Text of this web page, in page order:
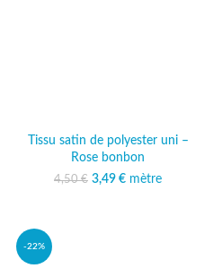
Tissu satin de polyester uni –
Rose bonbon
4,50€ Le prix initial était :
3,49 € Le prix actuel
mètre
-22%